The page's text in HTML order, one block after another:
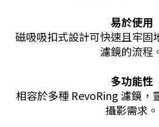
易於使用
磁吸吸扣式設計可快速且牢固
濾鏡的流程
多功能性
相容於多種 RevoRing 濾鏡，
攝影需求。